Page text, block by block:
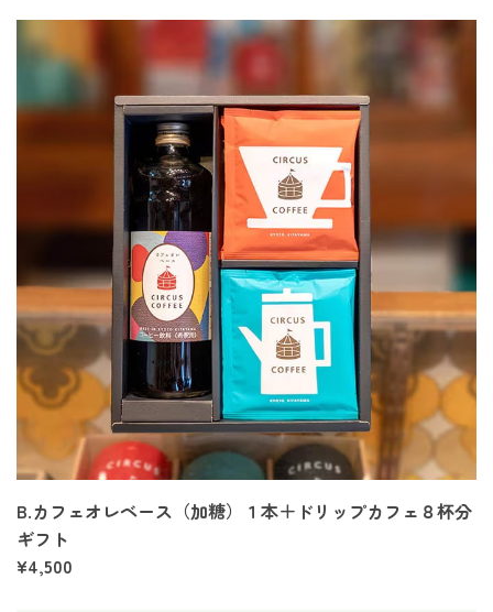
B.カフェオレベース（加糖）１本＋ドリップカフェ８杯分
ギフト
¥4,500